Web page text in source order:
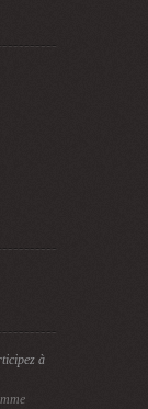
à